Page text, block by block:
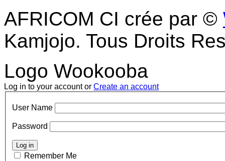
AFRICOM CI crée par ©
Kamjojo. Tous Droits
Logo Wookooba
Log in to your account or Create an account
User Name
Password
Remember Me